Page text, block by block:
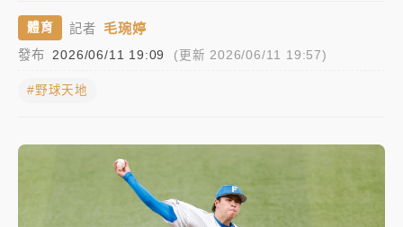
分析｜
7月營收甫首破單月9000億元下半年續旺指
標？ 鴻海本週法說法人關注的四大重點
中租控股7月營收創今年新高 前7月獲利成長6%
獨家｜
和欣客運總裁逝世！少東涉洗錢遭收押 戴手銬
體育 記者 毛琬婷
發布 2026/06/11 19:09 (更新 2026/06/11 19:57)
#野球天地